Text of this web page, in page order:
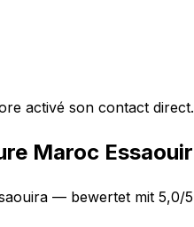
activé son contact direct.
Maroc
— bewertet mit 5,0/